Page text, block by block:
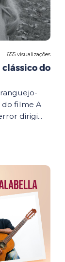
655 visualizações
do
do filme A
dirigi...